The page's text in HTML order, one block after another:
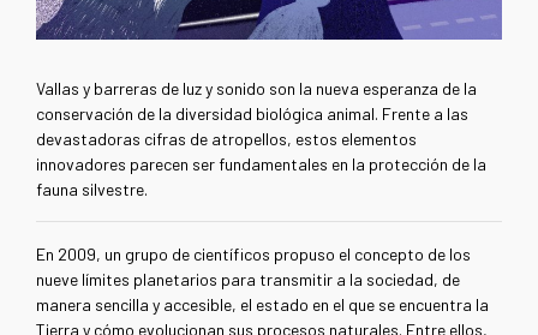
Vallas y barreras de luz y sonido son la nueva esperanza de la
conservación de la diversidad biológica animal. Frente a las
devastadoras cifras de atropellos, estos elementos
innovadores parecen ser fundamentales en la protección de la
fauna silvestre.
En 2009, un grupo de científicos propuso el concepto de los
nueve límites planetarios para transmitir a la sociedad, de
manera sencilla y accesible, el estado en el que se encuentra la
Tierra y cómo evolucionan sus procesos naturales. Entre ellos,